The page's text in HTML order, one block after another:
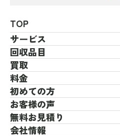
TOP
サービス
回収品目
買取
料金
初めての方
お客様の声
無料お見積り
会社情報